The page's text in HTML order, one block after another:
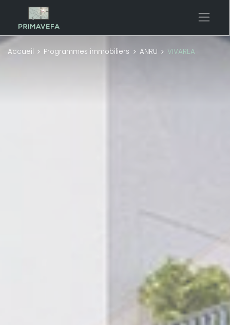
Accueil Programmes immobiliers ANRU VIVAREA